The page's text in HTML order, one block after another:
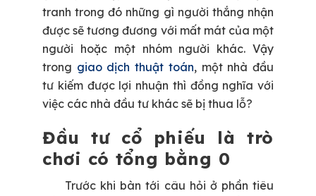
tranh trong đó những gì người thắng nhận
được sẽ tương đương với mất mát của một
người hoặc một nhóm người khác. Vậy
trong giao dịch thuật toán, một nhà đầu
tư kiếm được lợi nhuận thì đồng nghĩa với
việc các nhà đầu tư khác sẽ bị thua lỗ?
Đầu tư cổ phiếu là trò
chơi có tổng bằng 0
Trước khi bàn tới câu hỏi ở phần tiêu